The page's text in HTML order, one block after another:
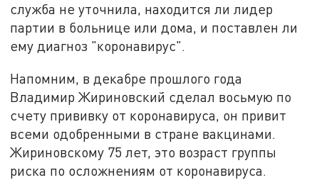
служба не уточнила, находится ли лидер
партии в больнице или дома, и поставлен ли
ему диагноз "коронавирус".
Напомним, в декабре прошлого года
Владимир Жириновский сделал восьмую по
счету прививку от коронавируса, он привит
всеми одобренными в стране вакцинами.
Жириновскому 75 лет, это возраст группы
риска по осложнениям от коронавируса.